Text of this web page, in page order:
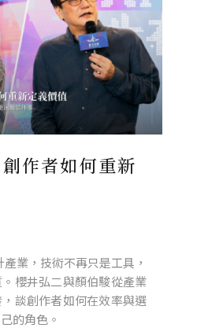
作者如何重新
業，技術不再只是工具，
櫻井弘二與顏伯駿從產業
談創作者如何在效率與選
的角色。